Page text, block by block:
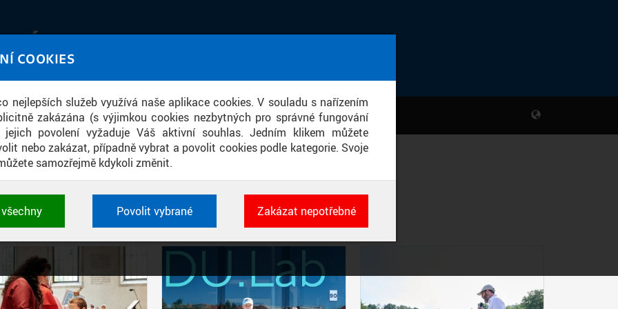
COOKIES
nejlepších služeb využívá naše aplikace cookies. V souladu s nařízením
zakázána (s výjimkou cookies nezbytných pro správné fungování
povolení vyžaduje Váš aktivní souhlas. Jedním klikem můžete
nebo zakázat, případně vybrat a povolit cookies podle kategorie. Svoje
samozřejmě kdykoli změnit.
a identifikátorů relace. Jsou nezbytné pro správné
vždy aktivní.
Povolit vybrané Zakázat nepotřebné
obrazem a zvukem
PŘÍSPĚVKY PODLE FILTRU
Aktivní filtry: AUTOR: PETR NEUGEBAUER